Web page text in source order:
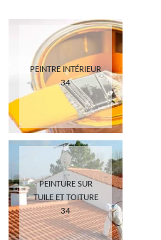
PEINTRE INTÉRIEUR
34
PEINTURE SUR
TUILE ET TOITURE
34